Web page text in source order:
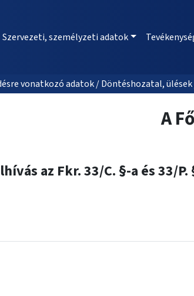
Szervezeti, személyzeti adatok
vonatkozó adatok / Döntéshozatal,
A
az Fkr. 33/C. §-a és 33/P.